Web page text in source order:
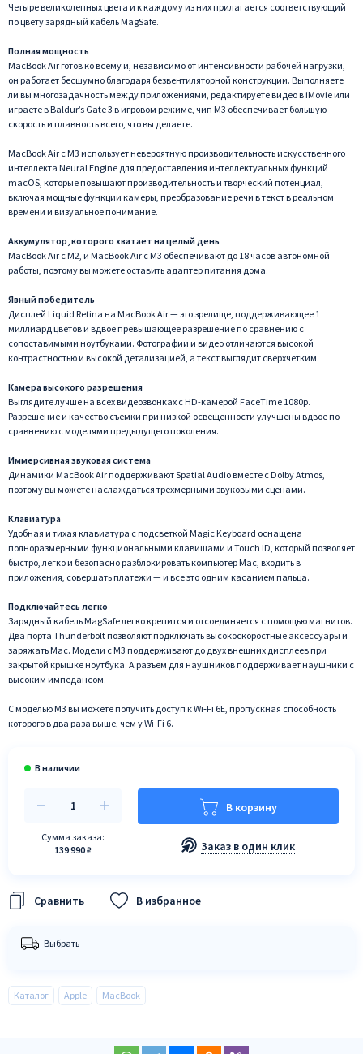
Четыре великолепных цвета и к каждому из них прилагается соответствующий
по цвету зарядный кабель MagSafe.
Полная мощность
MacBook Air готов ко всему и, независимо от интенсивности рабочей нагрузки,
он работает бесшумно благодаря безвентиляторной конструкции. Выполняете
ли вы многозадачность между приложениями, редактируете видео в iMovie или
играете в Baldur’s Gate 3 в игровом режиме, чип M3 обеспечивает большую
скорость и плавность всего, что вы делаете.
MacBook Air с M3 использует невероятную производительность искусственного
интеллекта Neural Engine для предоставления интеллектуальных функций
macOS, которые повышают производительность и творческий потенциал,
включая мощные функции камеры, преобразование речи в текст в реальном
времени и визуальное понимание.
Аккумулятор, которого хватает на целый день
MacBook Air с M2, и MacBook Air с M3 обеспечивают до 18 часов автономной
работы, поэтому вы можете оставить адаптер питания дома.
Явный победитель
Дисплей Liquid Retina на MacBook Air — это зрелище, поддерживающее 1
миллиард цветов и вдвое превышающее разрешение по сравнению с
сопоставимыми ноутбуками. Фотографии и видео отличаются высокой
контрастностью и высокой детализацией, а текст выглядит сверхчетким.
Камера высокого разрешения
Выглядите лучше на всех видеозвонках с HD-камерой FaceTime 1080p.
Разрешение и качество съемки при низкой освещенности улучшены вдвое по
сравнению с моделями предыдущего поколения.
Иммерсивная звуковая система
Динамики MacBook Air поддерживают Spatial Audio вместе с Dolby Atmos,
поэтому вы можете наслаждаться трехмерными звуковыми сценами.
Клавиатура
Удобная и тихая клавиатура с подсветкой Magic Keyboard оснащена
полноразмерными функциональными клавишами и Touch ID, который позволяет
быстро, легко и безопасно разблокировать компьютер Mac, входить в
приложения, совершать платежи — и все это одним касанием пальца.
Подключайтесь легко
Зарядный кабель MagSafe легко крепится и отсоединяется с помощью магнитов.
Два порта Thunderbolt позволяют подключать высокоскоростные аксессуары и
заряжать Mac. Модели с M3 поддерживают до двух внешних дисплеев при
закрытой крышке ноутбука. А разъем для наушников поддерживает наушники с
высоким импедансом.
С моделью M3 вы можете получить доступ к Wi‑Fi 6E, пропускная способность
которого в два раза выше, чем у Wi‑Fi 6.
Сумма заказа:
139 990 ₽
В корзину
Заказ в один клик
В избранное
Выбрать
Каталог Apple MacBook